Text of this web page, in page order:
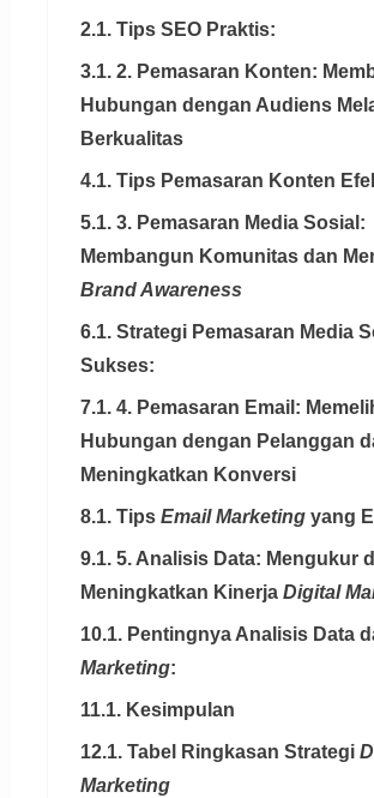
2.1. Tips SEO Praktis:
3.1. 2. Pemasaran Konten:
Hubungan dengan Audiens
Berkualitas
4.1. Tips Pemasaran Konten
5.1. 3. Pemasaran Media Sosial:
Membangun Komunitas dan
Brand Awareness
6.1. Strategi Pemasaran Media
Sukses:
7.1. 4. Pemasaran Email:
Hubungan dengan Pelanggan
Meningkatkan Konversi
8.1. Tips Email Marketingyang
9.1. 5. Analisis Data: Mengukur
Meningkatkan Kinerja Digital
10.1. Pentingnya Analisis Data
Marketing:
11.1. Kesimpulan
12.1. Tabel Ringkasan Strategi
Marketing